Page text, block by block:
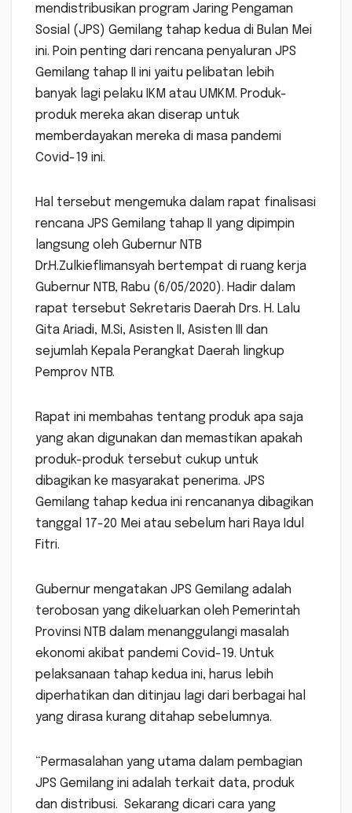
mendistribusikan program Jaring Pengaman
Sosial (JPS) Gemilang tahap kedua di Bulan Mei
ini. Poin penting dari rencana penyaluran JPS
Gemilang tahap II ini yaitu pelibatan lebih
banyak lagi pelaku IKM atau UMKM. Produk-
produk mereka akan diserap untuk
memberdayakan mereka di masa pandemi
Covid-19 ini.
Hal tersebut mengemuka dalam rapat finalisasi
rencana JPS Gemilang tahap II yang dipimpin
langsung oleh Gubernur NTB
Dr.H.Zulkieflimansyah bertempat di ruang kerja
Gubernur NTB, Rabu (6/05/2020). Hadir dalam
rapat tersebut Sekretaris Daerah Drs. H. Lalu
Gita Ariadi, M.Si, Asisten II, Asisten III dan
sejumlah Kepala Perangkat Daerah lingkup
Pemprov NTB.
Rapat ini membahas tentang produk apa saja
yang akan digunakan dan memastikan apakah
produk-produk tersebut cukup untuk
dibagikan ke masyarakat penerima. JPS
Gemilang tahap kedua ini rencananya dibagikan
tanggal 17-20 Mei atau sebelum hari Raya Idul
Fitri.
Gubernur mengatakan JPS Gemilang adalah
terobosan yang dikeluarkan oleh Pemerintah
Provinsi NTB dalam menanggulangi masalah
ekonomi akibat pandemi Covid-19. Untuk
pelaksanaan tahap kedua ini, harus lebih
diperhatikan dan ditinjau lagi dari berbagai hal
yang dirasa kurang ditahap sebelumnya.
“Permasalahan yang utama dalam pembagian
JPS Gemilang ini adalah terkait data, produk
dan distribusi. Sekarang dicari cara yang